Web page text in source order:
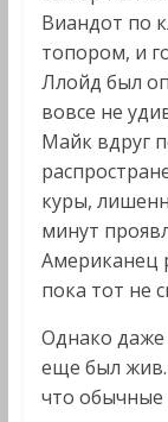
Виандот по
топором, и
Ллойд был
вовсе не
Майк вдруг
куры,
минут
Американец
пока тот не
Однако даже
еще был жив.
что